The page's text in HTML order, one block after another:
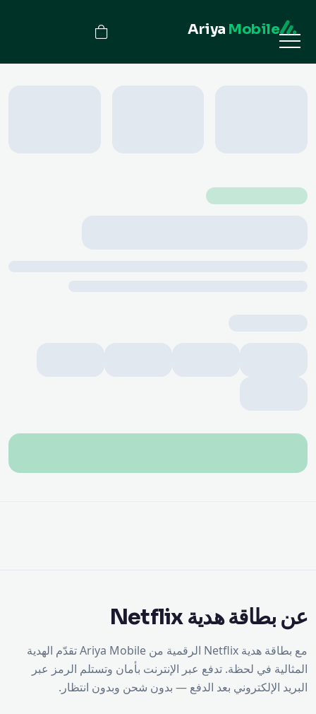
Ariya Mobile
عن بطاقة هدية Netflix
مع بطاقة هدية Netflix الرقمية من Ariya Mobile تقدّم الهدية
المثالية في لحظة. تدفع عبر الإنترنت بأمان وتستلم الرمز عبر
البريد الإلكتروني بعد الدفع — بدون شحن وبدون انتظار.